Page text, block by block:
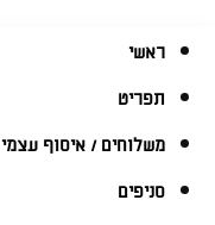
ראשי
תפריט
משלוחים / איסוף עצמי
סניפים